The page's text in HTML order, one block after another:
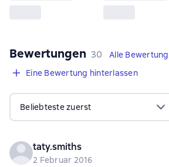
Bewertungen 30
30
Alle
Eine Bewertung hinterlassen
Beliebteste zuerst
taty.smiths
2 Februar 2016